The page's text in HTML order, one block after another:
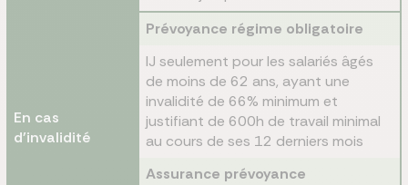
En cas
d'invalidité
Prévoyance régime obligatoire
IJ seulement pour les salariés âgés
de moins de 62 ans, ayant une
invalidité de 66% minimum et
justifiant de 600h de travail minimal
au cours de ses 12 derniers mois
Assurance prévoyance